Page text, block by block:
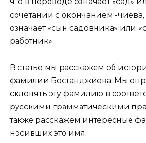
сочетании с окончанием -
означает «сын садовника» или
работник».
В статье мы расскажем об
фамилии Бостанджиева. Мы
склонять эту фамилию в
русскими грамматическими
также расскажем интересные
носивших это имя.